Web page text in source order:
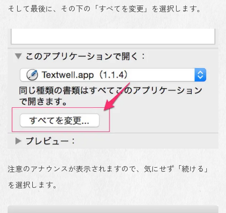
そして最後に、その下の 「すべてを変更」を選択 します。
注意のアナウンスが表示されますので、気にせず「続ける」
を選択します。